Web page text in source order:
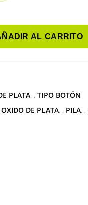
AL CARRITO
PLATA , TIPO BOTÓN
OXIDO DE PLATA , PILA ,